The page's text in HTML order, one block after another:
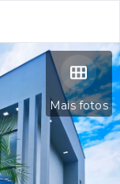
Mais fotos